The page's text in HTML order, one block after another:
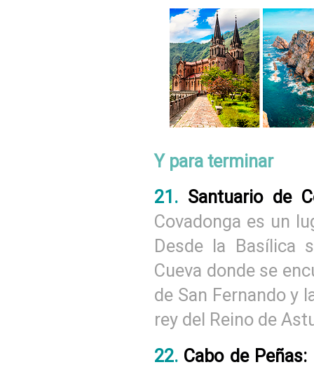
Y para terminar
21. Santuario de
Covadonga es un
Desde la Basílica
Cueva donde se
de San Fernando y
rey del Reino de
22. Cabo de Peñas: